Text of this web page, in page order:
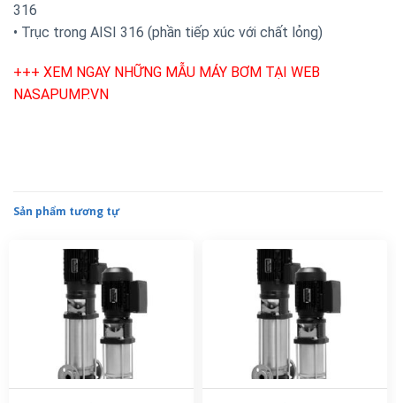
316
• Trục trong AISI 316 (phần tiếp xúc với chất lỏng)
+++ XEM NGAY NHỮNG MẪU MÁY BƠM TẠI WEB
NASAPUMP.VN
Sản phẩm tương tự